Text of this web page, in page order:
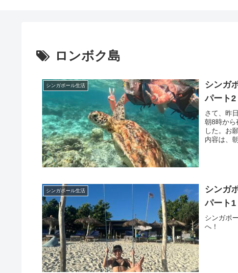
ロンボク島
シンガポール生活
シンガ
パート2
さて、昨
朝8時から
した。お
内容は、
シンガポール生活
シンガ
パート1
シンガポ
へ！